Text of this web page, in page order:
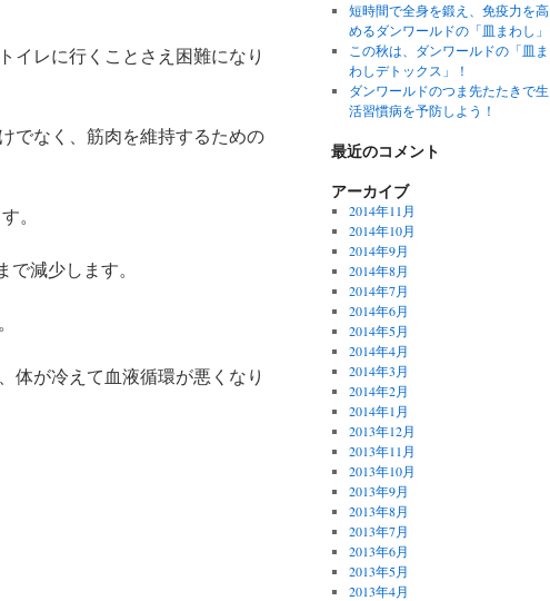
イレに行くことさえ困難になり
でなく、筋肉を維持するための
。
減少します。
体が冷えて血液循環が悪くなり
短時間で全身を鍛え、免疫力を高
めるダンワールドの「皿まわし」
この秋は、ダンワールドの「皿ま
わしデトックス」！
ダンワールドのつま先たたきで生
活習慣病を予防しよう！
最近のコメント
アーカイブ
2014年11月
2014年10月
2014年9月
2014年8月
2014年7月
2014年6月
2014年5月
2014年4月
2014年3月
2014年2月
2014年1月
2013年12月
2013年11月
2013年10月
2013年9月
2013年8月
2013年7月
2013年6月
2013年5月
2013年4月